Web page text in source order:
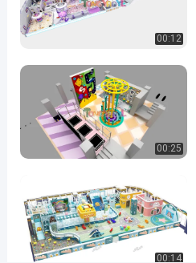
खेल का
मैदान
#
का
खेल का
मैदान
उपकरण
00:12
00:25
00:14